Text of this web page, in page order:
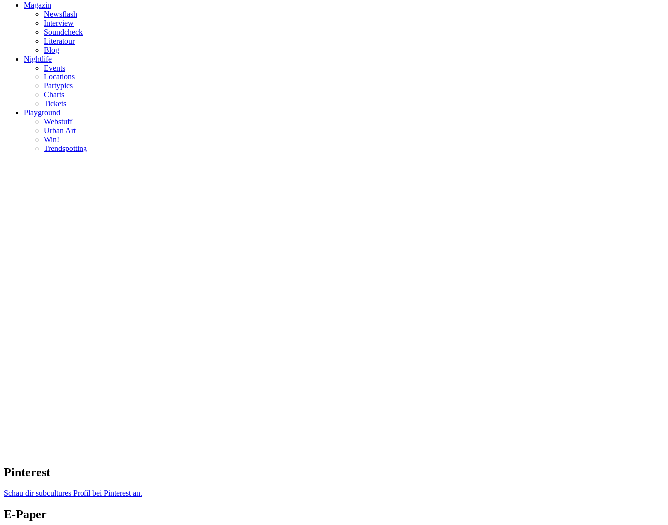
Magazin
Newsflash
Interview
Soundcheck
Literatour
Blog
Nightlife
Events
Locations
Partypics
Charts
Tickets
Playground
Webstuff
Urban Art
Win!
Trendspotting
Pinterest
Schau dir subcultures Profil bei Pinterest an.
E-Paper